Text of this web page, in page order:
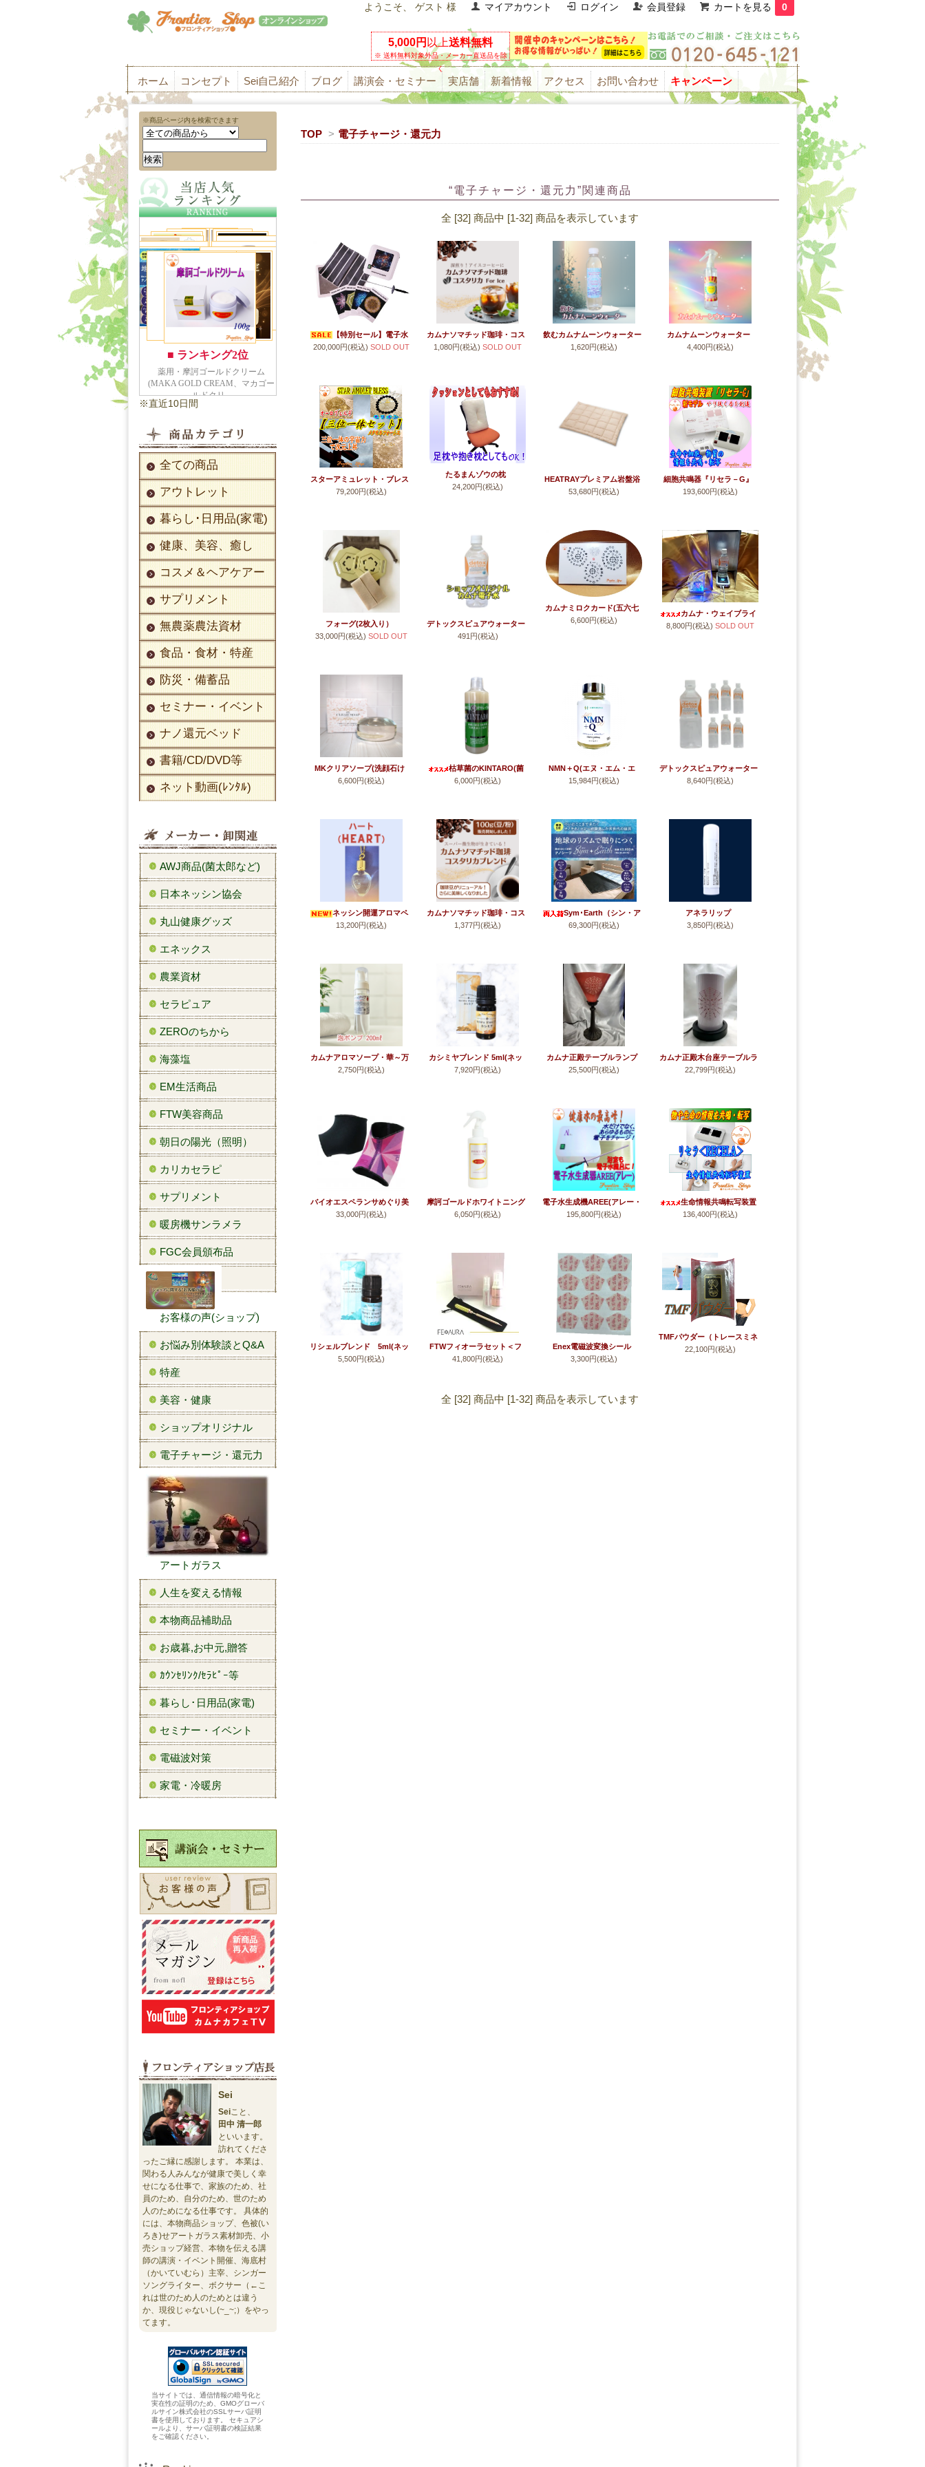
ようこそ、 ゲスト 様 マイアカウント ログイン 会員登録 カートを見る 0
5,000円 以上送料無料
※ 送料無料対象外品・メーカー直送品を除
く
ホーム コンセプト Sei自己紹介 ブログ 講演会・セミナー 実店舗 新着情報 アクセス お問い合わせ キャンペーン
※商品ページ内を検索できます
※直近10日間
全ての商品
アウトレット
暮らし･日用品(家電)
健康、美容、癒し
コスメ＆ヘアケアー
サプリメント
無農薬農法資材
食品・食材・特産
防災・備蓄品
セミナー・イベント
ナノ還元ベッド
書籍/CD/DVD等
ネット動画(ﾚﾝﾀﾙ)
AWJ商品(菌太郎など)
日本ネッシン協会
丸山健康グッズ
エネックス
農業資材
セラピュア
ZEROのちから
海藻塩
EM生活商品
FTW美容商品
朝日の陽光（照明）
カリカセラピ
サプリメント
暖房機サンラメラ
FGC会員頒布品
お客様の声(ショップ)
お悩み別体験談とQ&A
特産
美容・健康
ショップオリジナル
電子チャージ・還元力
アートガラス
人生を変える情報
本物商品補助品
お歳暮,お中元,贈答
ｶｳﾝｾﾘﾝｸ/ｾﾗﾋﾟｰ等
暮らし･日用品(家電)
セミナー・イベント
電磁波対策
家電・冷暖房
Sei
Sei こと、
田中 清一郎
といいます。
訪れてくださ
ったご縁に感謝します。 本業は、
関わる人みんなが健康で美しく幸
せになる仕事で、家族のため、社
員のため、自分のため、世のため
人のためになる仕事です。 具体的
には、本物商品ショップ、色被(い
ろき)せアートガラス素材卸売、小
売ショップ経営、本物を伝える講
師の講演・イベント開催、海底村
（かいていむら）主宰、シンガー
ソングライター、ボクサー（←こ
れは世のため人のためとは違う
か、現役じゃないし(~_~;）をやっ
てます。
当サイトでは、通信情報の暗号化と
実在性の証明のため、GMOグローバ
ルサイン株式会社のSSLサーバ証明
書を使用しております。 セキュアシ
ールより、サーバ証明書の検証結果
をご確認ください。
TOP > 電子チャージ・還元力
“電子チャージ・還元力”関連商品
全 [32] 商品中 [1-32] 商品を表示しています
【特別セール】電子水
生成器 電吉バンバン【キャ
200,000円(税込) SOLD OUT
カムナソマチッド珈琲・コス
タリカ for アイス
1,080円(税込) SOLD OUT
飲むカムナムーンウォーター
1,620円(税込)
カムナムーンウォーター
4,400円(税込)
スターアミュレット・ブレス
(STAR AMULET BLESS)
79,200円(税込)
たるまんゾウの枕
24,200円(税込)
HEATRAYプレミアム岩盤浴
肌掛布団(シングル、肌(はだ)
53,680円(税込)
細胞共鳴器『リセラ－G』
【キャンペーン】
193,600円(税込)
フォーグ(2枚入り）
33,000円(税込) SOLD OUT
デトックスピュアウォーター
【ショップオリジナルカムナ
491円(税込)
カムナミロクカード(五六七
カード)(カタカムナウタヒ形
6,600円(税込)
カムナ・ウェイブライ
ズバリアー
8,800円(税込) SOLD OUT
MKクリアソープ(洗顔石け
ん)
6,600円(税込)
枯草菌のKINTARO(菌
太郎)
6,000円(税込)
NMN＋Q(エヌ・エム・エ
ヌ・プラス・キュー)
15,984円(税込)
デトックスピュアウォーター
8,640円(税込)
ネッシン開運アロマペ
ンダント2026
13,200円(税込)
カムナソマチッド珈琲・コス
タリカブレンド
1,377円(税込)
Sym･Earth（シン・ア
ース）
69,300円(税込)
アネラリップ
3,850円(税込)
カムナアロマソープ・華～万
能液体石鹸(せっけん)＜アロ
2,750円(税込)
カシミヤブレンド 5ml(ネッ
シンアロマブレンド)＜アロ
7,920円(税込)
カムナ正殿テーブルランプ
(円錐型)真鍮ベースセット
25,500円(税込)
カムナ正殿木台座テーブルラ
ンプ(円筒型)
22,799円(税込)
バイオエスペランサめぐり美
チャージャー(バイオラバー)
33,000円(税込)
摩訶ゴールドホワイトニング
ローション【医薬部外品】
6,050円(税込)
電子水生成機AREE(アレー・
ファミリーセット)【キャン
195,800円(税込)
生命情報共鳴転写装置
『リセラ』【キャンペーン】
136,400円(税込)
リシェルブレンド 5ml(ネッ
シンアロマブレンド)＜アロ
5,500円(税込)
FTWフィオーラセット＜フ
ィオーラ＞
41,800円(税込)
Enex電磁波変換シール
RIRI・レッド（エネックス・
3,300円(税込)
TMFパウダー（トレースミネ
ラルファテライザー）120g
22,100円(税込)
全 [32] 商品中 [1-32] 商品を表示しています